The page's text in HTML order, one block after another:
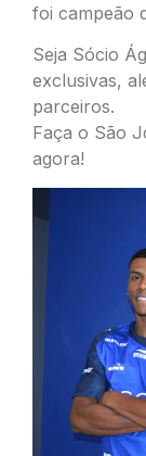
foi campeão
Seja Sócio
exclusivas,
parceiros.
Faça o São
agora!